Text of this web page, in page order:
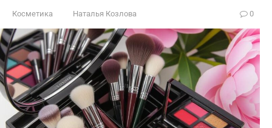
Косметика Наталья Козлова 0